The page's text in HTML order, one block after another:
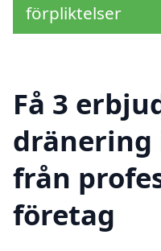
förpliktelser
Få 3
dränering
från
företag